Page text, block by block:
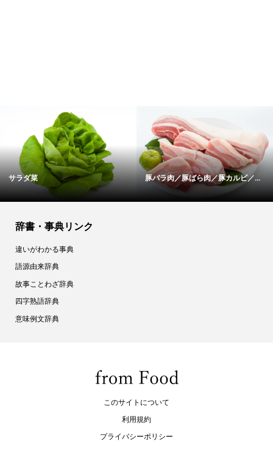
サラダ菜 豚バラ肉／豚ばら肉／豚カルビ／...
辞書・事典リンク
違いがわかる事典
語源由来辞典
故事ことわざ辞典
四字熟語辞典
意味例文辞典
このサイトについて
利用規約
プライバシーポリシー